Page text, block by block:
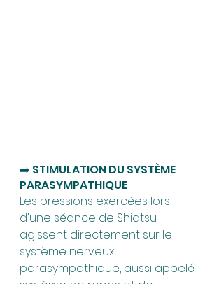
➡️ STIMULATION DU SYSTÈME
PARASYMPATHIQUE
Les pressions exercées lors
d'une séance de Shiatsu
agissent directement sur le
système nerveux
parasympathique, aussi appelé